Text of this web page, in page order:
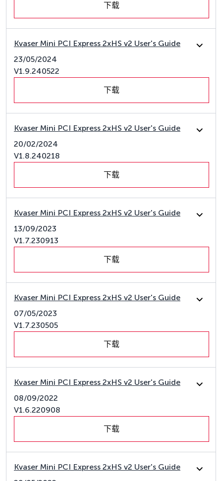
下载
Kvaser Mini PCI Express 2xHS v2 User's Guide
23/05/2024
V1.9.240522
下载
Kvaser Mini PCI Express 2xHS v2 User's Guide
20/02/2024
V1.8.240218
下载
Kvaser Mini PCI Express 2xHS v2 User's Guide
13/09/2023
V1.7.230913
下载
Kvaser Mini PCI Express 2xHS v2 User's Guide
07/05/2023
V1.7.230505
下载
Kvaser Mini PCI Express 2xHS v2 User's Guide
08/09/2022
V1.6.220908
下载
Kvaser Mini PCI Express 2xHS v2 User's Guide